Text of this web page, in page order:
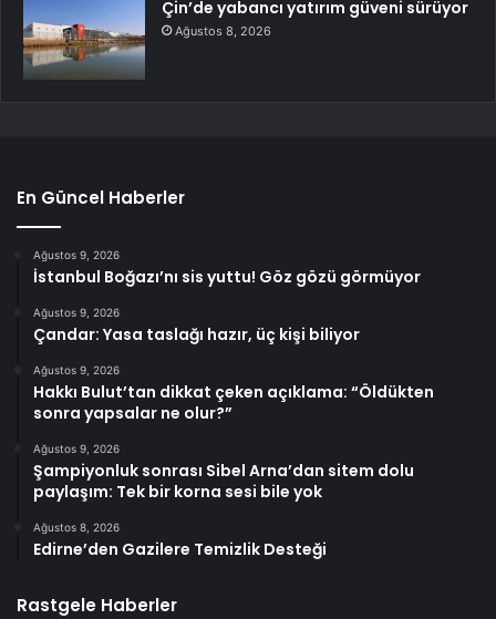
Çin’de yabancı yatırım güveni sürüyor
Ağustos 8, 2026
En Güncel Haberler
Ağustos 9, 2026
İstanbul Boğazı’nı sis yuttu! Göz gözü görmüyor
Ağustos 9, 2026
Çandar: Yasa taslağı hazır, üç kişi biliyor
Ağustos 9, 2026
Hakkı Bulut’tan dikkat çeken açıklama: “Öldükten
sonra yapsalar ne olur?”
Ağustos 9, 2026
Şampiyonluk sonrası Sibel Arna’dan sitem dolu
paylaşım: Tek bir korna sesi bile yok
Ağustos 8, 2026
Edirne’den Gazilere Temizlik Desteği
Rastgele Haberler